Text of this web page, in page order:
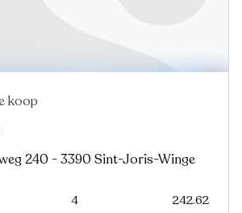
koop
240 - 3390 Sint-Joris-Winge
4 242.62